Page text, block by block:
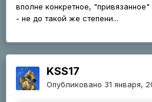
вполне конкретное,
- не до такой же степени...
KSS17
Опубликовано 31 января,